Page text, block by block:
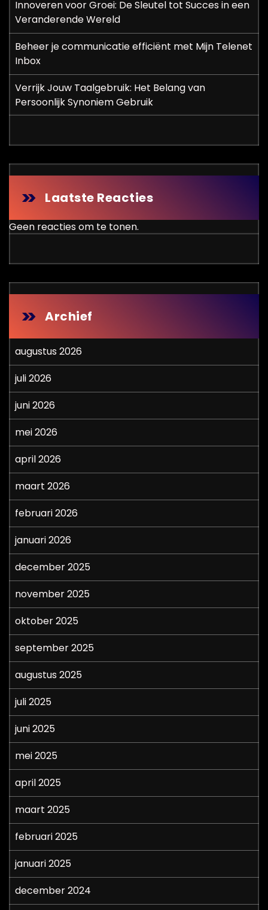
Innoveren voor Groei: De Sleutel tot Succes in een
Veranderende Wereld
Beheer je communicatie efficiënt met Mijn Telenet
Inbox
Verrijk Jouw Taalgebruik: Het Belang van
Persoonlijk Synoniem Gebruik
Laatste Reacties
Geen reacties om te tonen.
Archief
augustus 2026
juli 2026
juni 2026
mei 2026
april 2026
maart 2026
februari 2026
januari 2026
december 2025
november 2025
oktober 2025
september 2025
augustus 2025
juli 2025
juni 2025
mei 2025
april 2025
maart 2025
februari 2025
januari 2025
december 2024